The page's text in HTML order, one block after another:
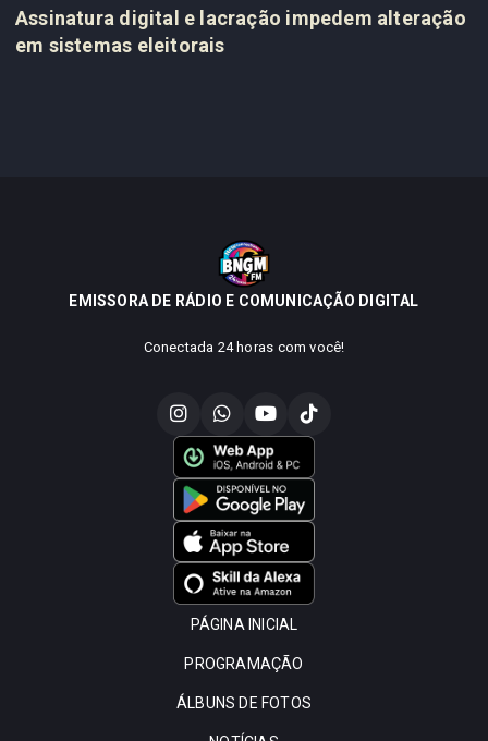
Assinatura digital e lacração impedem alteração
em sistemas eleitorais
EMISSORA DE RÁDIO E COMUNICAÇÃO DIGITAL
Conectada 24 horas com você!
PÁGINA INICIAL
PROGRAMAÇÃO
ÁLBUNS DE FOTOS